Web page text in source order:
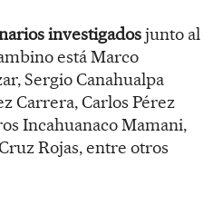
investigadosjunto al
está Marco
Sergio Canahualpa
Carrera, Carlos Pérez
Incahuanaco Mamani,
Rojas, entre otros